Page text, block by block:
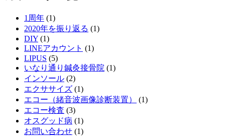
1周年 (1)
2020年を振り返る (1)
DIY (1)
LINEアカウント (1)
LIPUS (5)
いなり通り鍼灸接骨院 (1)
インソール (2)
エクササイズ (1)
エコー（緒音波画像診断装置）
(1)
エコー検査 (3)
オスグッド病 (1)
お問い合わせ (1)